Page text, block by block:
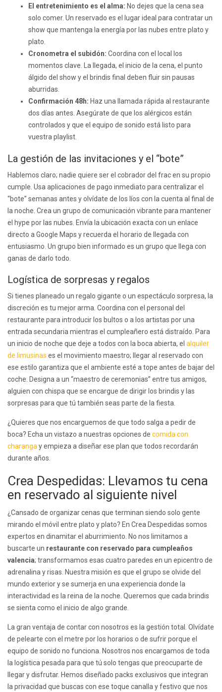
El entretenimiento es el alma: No dejes que la cena sea
solo comer. Un reservado es el lugar ideal para contratar un
show que mantenga la energía por las nubes entre plato y
plato.
Cronometra el subidón: Coordina con el local los
momentos clave. La llegada, el inicio de la cena, el punto
álgido del show y el brindis final deben fluir sin pausas
aburridas.
Confirmación 48h: Haz una llamada rápida al restaurante
dos días antes. Asegúrate de que los alérgicos están
controlados y que el equipo de sonido está listo para
vuestra playlist.
La gestión de las invitaciones y el “bote”
Hablemos claro; nadie quiere ser el cobrador del frac en su propio
cumple. Usa aplicaciones de pago inmediato para centralizar el
“bote” semanas antes y olvídate de los líos con la cuenta al final de
la noche. Crea un grupo de comunicación vibrante para mantener
el hype por las nubes. Envía la ubicación exacta con un enlace
directo a Google Maps y recuerda el horario de llegada con
entusiasmo. Un grupo bien informado es un grupo que llega con
ganas de darlo todo.
Logística de sorpresas y regalos
Si tienes planeado un regalo gigante o un espectáculo sorpresa, la
discreción es tu mejor arma. Coordina con el personal del
restaurante para introducir los bultos o a los artistas por una
entrada secundaria mientras el cumpleañero está distraído. Para
un inicio de noche que deje a todos con la boca abierta, el alquiler
de limusinas es el movimiento maestro; llegar al reservado con
ese estilo garantiza que el ambiente esté a tope antes de bajar del
coche. Designa a un “maestro de ceremonias” entre tus amigos,
alguien con chispa que se encargue de dirigir los brindis y las
sorpresas para que tú también seas parte de la fiesta.
¿Quieres que nos encarguemos de que todo salga a pedir de
boca? Echa un vistazo a nuestras opciones de comida con
charanga y empieza a diseñar ese plan que todos recordarán
durante años.
Crea Despedidas: Llevamos tu cena
en reservado al siguiente nivel
¿Cansado de organizar cenas que terminan siendo solo gente
mirando el móvil entre plato y plato? En Crea Despedidas somos
expertos en dinamitar el aburrimiento. No nos limitamos a
buscarte un restaurante con reservado para cumpleaños
valencia; transformamos esas cuatro paredes en un epicentro de
adrenalina y risas. Nuestra misión es que el grupo se olvide del
mundo exterior y se sumerja en una experiencia donde la
interactividad es la reina de la noche. Queremos que cada brindis
se sienta como el inicio de algo grande.
La gran ventaja de contar con nosotros es la gestión total. Olvídate
de pelearte con el metre por los horarios o de sufrir porque el
equipo de sonido no funciona. Nosotros nos encargamos de toda
la logística pesada para que tú solo tengas que preocuparte de
llegar y disfrutar. Hemos diseñado packs exclusivos que integran
la privacidad que buscas con ese toque canalla y festivo que nos